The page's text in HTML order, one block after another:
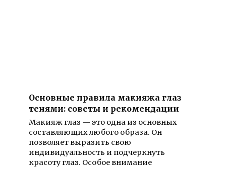
Основные правила макияжа глаз
тенями: советы и рекомендации
Макияж глаз — это одна из основных
составляющих любого образа. Он
позволяет выразить свою
индивидуальность и подчеркнуть
красоту глаз. Особое внимание